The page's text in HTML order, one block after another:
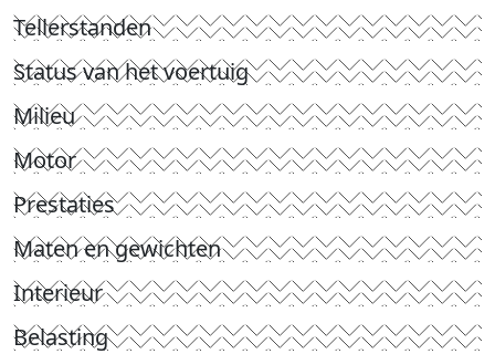
Tellerstanden
Status van het voertuig
Milieu
Motor
Prestaties
Maten en gewichten
Interieur
Belasting